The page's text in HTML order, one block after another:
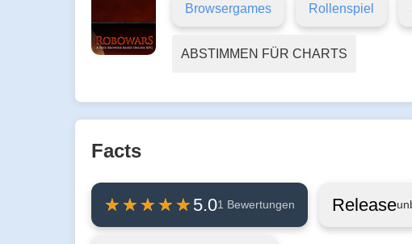
Browsergames Rollenspiel
ABSTIMMEN FÜR CHARTS
Facts
5.01 Bewertungen Release